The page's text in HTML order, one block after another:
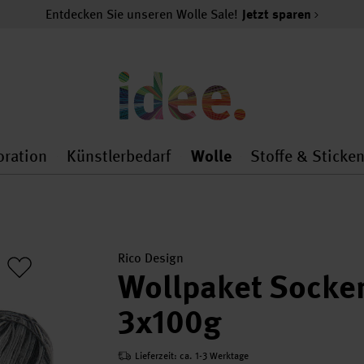
Entdecken Sie unseren Wolle Sale! Jetzt sparen
general.openMenu
Dekoration general.openMenu
Künstlerbedarf
Künstlerbedarf
Wolle
Wolle
Stoffe & Sticken
Rico Design
Wollpaket
3x100g
Lieferzeit: ca. 1-3 Werktage